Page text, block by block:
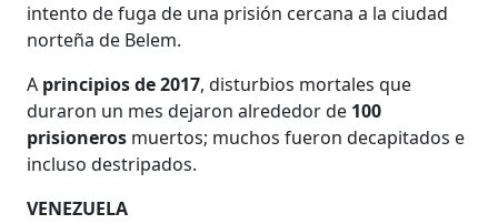
intento de fuga de una prisión cercana a la ciudad
norteña de Belem.
A principios de 2017, disturbios mortales que
duraron un mes dejaron alrededor de 100
prisioneros muertos; muchos fueron decapitados e
incluso destripados.
VENEZUELA